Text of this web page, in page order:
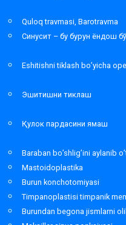
Quloq travmasi, Barotravma
Синусит – бу бурун ёндош
Eshitishni tiklash bo’yicha
Эшитишни тиклаш
Қулок пардасини ямаш
Baraban bo’shlig’ini aylanib
Mastoidoplastika
Burun konchotomiyasi
Timpanoplastisi timpanik
Burundan begona jismlarni